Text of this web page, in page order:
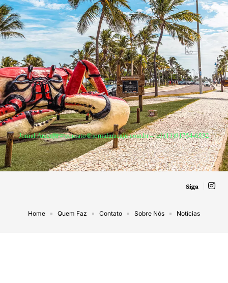
Jornal Aracaju –contato@jornalaracaju.com.br– tel.(11)91754-6532
Siga
Home Quem Faz Contato Sobre Nós Notícias